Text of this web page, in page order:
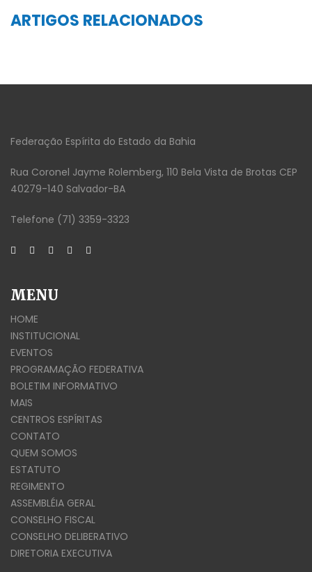
ARTIGOS RELACIONADOS
Federação Espírita do Estado da Bahia
Rua Coronel Jayme Rolemberg, 110 Bela Vista de Brotas CEP
40279-140 Salvador-BA
Telefone (71) 3359-3323
MENU
HOME
INSTITUCIONAL
EVENTOS
PROGRAMAÇÃO FEDERATIVA
BOLETIM INFORMATIVO
MAIS
CENTROS ESPÍRITAS
CONTATO
QUEM SOMOS
ESTATUTO
REGIMENTO
ASSEMBLÉIA GERAL
CONSELHO FISCAL
CONSELHO DELIBERATIVO
DIRETORIA EXECUTIVA